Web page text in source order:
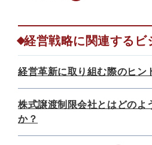
経営戦略に関連するビ
経営革新に取り組む際のヒン
株式譲渡制限会社とはどのよ
か？